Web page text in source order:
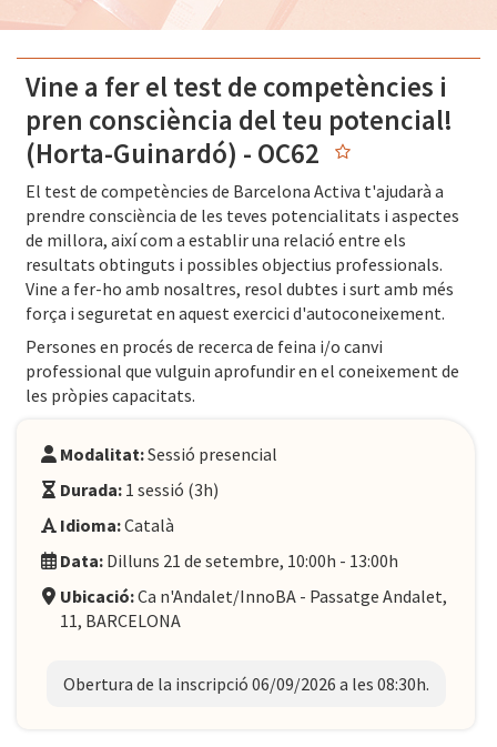
Vine a fer el test de competències i
pren consciència del teu potencial!
(Horta-Guinardó) - OC62
El test de competències de Barcelona Activa t'ajudarà a
prendre consciència de les teves potencialitats i aspectes
de millora, així com a establir una relació entre els
resultats obtinguts i possibles objectius professionals.
Vine a fer-ho amb nosaltres, resol dubtes i surt amb més
força i seguretat en aquest exercici d'autoconeixement.
Persones en procés de recerca de feina i/o canvi
professional que vulguin aprofundir en el coneixement de
les pròpies capacitats.
Modalitat:Sessió presencial
Durada: 1 sessió (3h)
Idioma:Català
Data: Dilluns 21 de setembre, 10:00h - 13:00h
Ubicació:Ca n'Andalet/InnoBA - Passatge Andalet,
11, BARCELONA
Obertura de la inscripció 06/09/2026 a les 08:30h.